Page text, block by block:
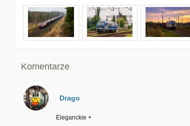
Komentarze
Drago
Eleganckie +